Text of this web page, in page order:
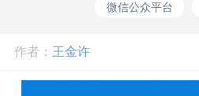
微信公众平台
作者： 王金许